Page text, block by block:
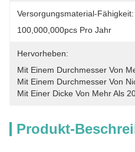
Versorgungsmaterial-Fähigkeit:
100,000,000pcs Pro Jahr
Hervorheben:
Mit Einem Durchmesser Von
Mit Einem Durchmesser Von
Mit Einer Dicke Von Mehr Als
Produkt-